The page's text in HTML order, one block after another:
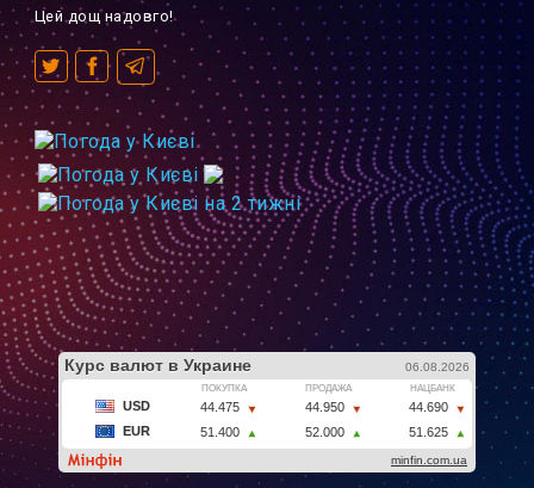
Цей дощ надовго!